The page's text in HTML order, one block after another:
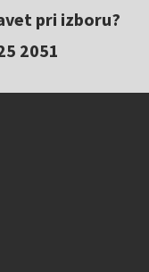
pri izboru?
2051